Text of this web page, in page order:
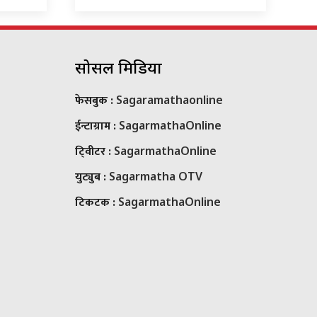
सोसल मिडिया
फेसबुक : Sagaramathaonline
ईन्टाग्राम : SagarmathaOnline
टि्वीटर : SagarmathaOnline
युट्युब : Sagarmatha OTV
टिकटक : SagarmathaOnline